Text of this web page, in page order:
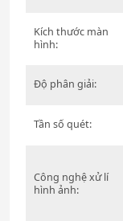
Kích thước màn
hình:
Độ phân giải:
Tần số quét:
Công nghệ xử lí
hình ảnh: